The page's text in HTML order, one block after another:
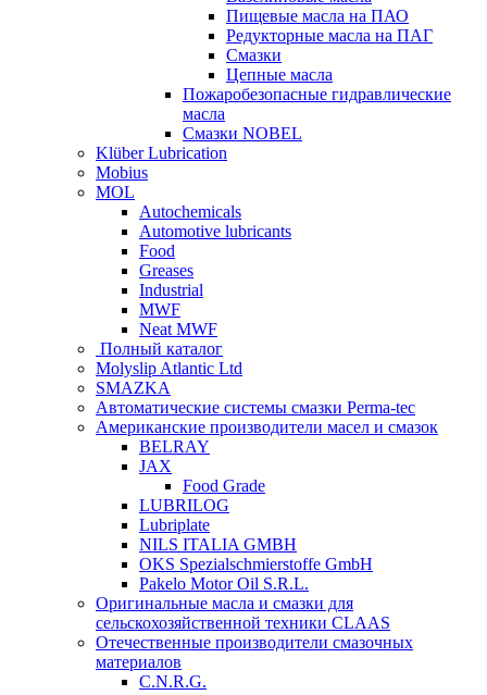
Пищевые масла на ПАО
Редукторные масла на ПАГ
Смазки
Цепные масла
Пожаробезопасные гидравлические
масла
Смазки NOBEL
Klüber Lubrication
Mobius
MOL
Autochemicals
Automotive lubricants
Food
Greases
Industrial
MWF
Neat MWF
Полный каталог
Molyslip Atlantic Ltd
SMAZKA
Автоматические системы смазки Perma-tec
Американские производители масел и смазок
BELRAY
JAX
Food Grade
LUBRILOG
Lubriplate
NILS ITALIA GMBH
OKS Spezialschmierstoffe GmbH
Pakelo Motor Oil S.R.L.
Оригинальные масла и смазки для
сельскохозяйственной техники CLAAS
Отечественные производители смазочных
материалов
C.N.R.G.